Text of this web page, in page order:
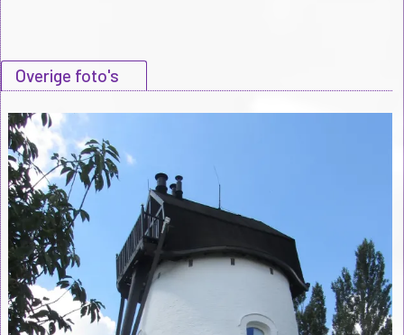
Overige foto's